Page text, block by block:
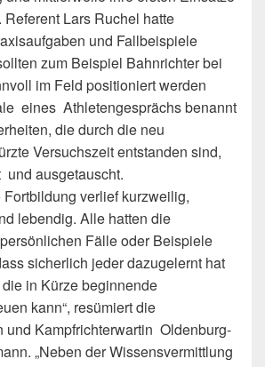
Lars Ruchel hatte
und Fallbeispiele
zum Beispiel Bahnrichter bei
im Feld positioniert werden
eines Athletengesprächs benannt
die durch die neu
Versuchszeit entstanden sind,
ausgetauscht.
Fortbildung verlief kurzweilig,
lebendig. Alle hatten die
Fälle oder Beispiele
sicherlich jeder dazugelernt hat
in Kürze beginnende
kann“, resümiert die
und Kampfrichterwartin Oldenburg-
„Neben der Wissensvermittlung